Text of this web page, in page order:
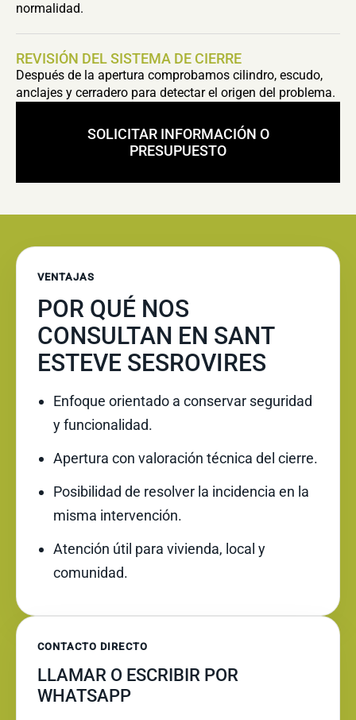
normalidad.
REVISIÓN DEL SISTEMA DE CIERRE
Después de la apertura comprobamos cilindro, escudo,
anclajes y cerradero para detectar el origen del problema.
SOLICITAR INFORMACIÓN O
PRESUPUESTO
VENTAJAS
POR QUÉ NOS
CONSULTAN EN SANT
ESTEVE SESROVIRES
Enfoque orientado a conservar seguridad
y funcionalidad.
Apertura con valoración técnica del cierre.
Posibilidad de resolver la incidencia en la
misma intervención.
Atención útil para vivienda, local y
comunidad.
CONTACTO DIRECTO
LLAMAR O ESCRIBIR POR
WHATSAPP